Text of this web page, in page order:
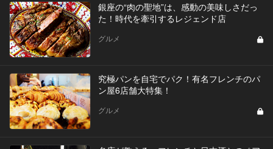
銀座の“肉の聖地”は、感動の美味しさだっ
た！時代を牽引するレジェンド店
グルメ
究極パンを自宅でパク！有名フレンチのパ
ン屋6店舗大特集！
グルメ